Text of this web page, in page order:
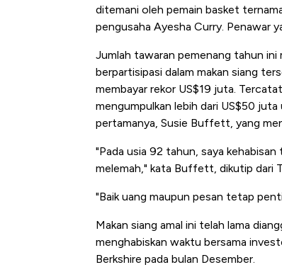
ditemani oleh pemain basket
pengusaha Ayesha Curry. Penawar
Jumlah tawaran pemenang tahun
berpartisipasi dalam makan siang
membayar rekor US$19 juta.
mengumpulkan lebih dari US$50
pertamanya, Susie Buffett, yang
"Pada usia 92 tahun, saya
melemah," kata Buffett, dikutip dari
"Baik uang maupun pesan tetap
Makan siang amal ini telah lama
menghabiskan waktu bersama
Berkshire pada bulan Desember.